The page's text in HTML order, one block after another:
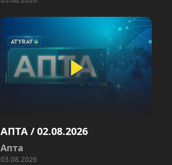
АПТА / 02.08.2026
Апта
03.08.2026